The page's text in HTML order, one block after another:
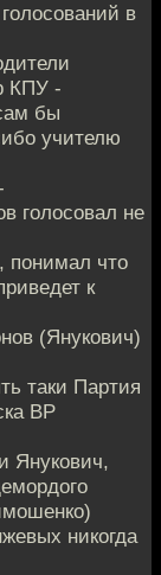
в
КПУ -
бы
учителю
голосовал не
понимал что
к
(Янукович)
таки Партия
ВР
Янукович,
никогда